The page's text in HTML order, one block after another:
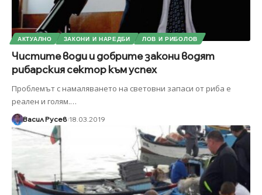
АКТУАЛНО ЗАКОНИ И НАРЕДБИ ЛОВ И РИБОЛОВ
Чистите води и добрите закони водят
рибарския сектор към успех
Проблемът с намаляването на световни запаси от риба е
реален и голям.…
Васил Русев 18.03.2019